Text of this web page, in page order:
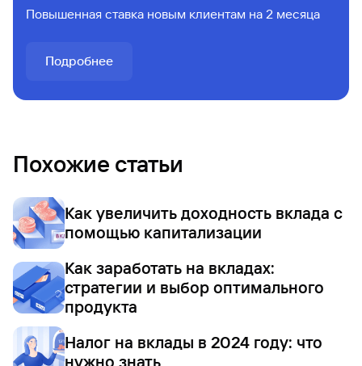
Повышенная ставка новым клиентам на 2 месяца
Подробнее
Похожие статьи
Как увеличить доходность вклада с
помощью капитализации
Как заработать на вкладах:
стратегии и выбор оптимального
продукта
Налог на вклады в 2024 году: что
нужно знать